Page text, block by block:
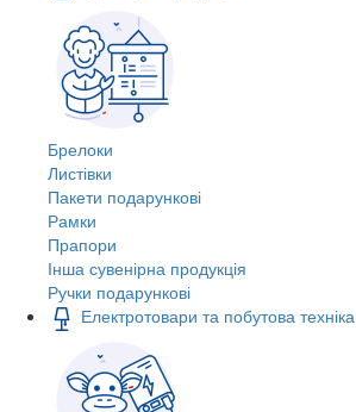
Брелоки
Листівки
Пакети подарункові
Рамки
Прапори
Інша сувенірна продукція
Ручки подарункові
Електротовари та побутова техніка